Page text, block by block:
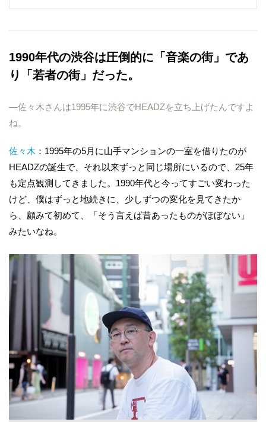
1990年代の渋谷は圧倒的に「音楽の街」であ
り「若者の街」だった。
―佐々木さんは1995年に渋谷でHEADZを立ち上げたんですよ
ね。
佐々木 ：1995年の5月に山手マンションの一室を借りたのが
HEADZの誕生で、それ以来ずっと同じ場所にいるので、25年
も定点観測してきました。1990年代と今ってすごい変わった
けど、僕はずっと地続きに、少しずつの変化を見てきたか
ら、顧みて初めて、「そう言えば昔あったものがほぼない」
みたいなね。